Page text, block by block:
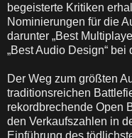
begeisterte Kritiken
Nominierungen für die
darunter „Best
„Best Audio Design“ bei
Der Weg zum größten
traditionsreichen
rekordbrechende Open
den Verkaufszahlen in
Einführung des